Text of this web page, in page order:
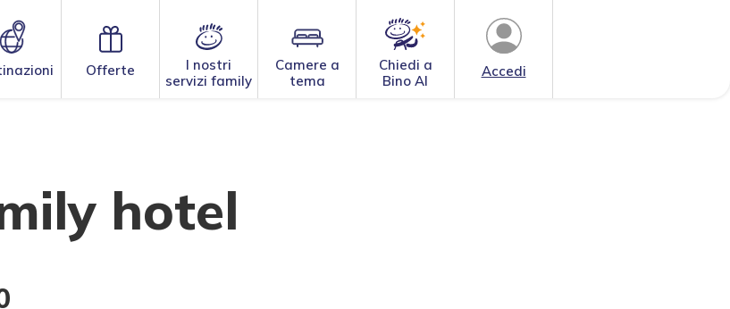
Accedi
Offerte
I nostri
servizi family
Camere a
tema
Chiedi a
Bino AI
hotel